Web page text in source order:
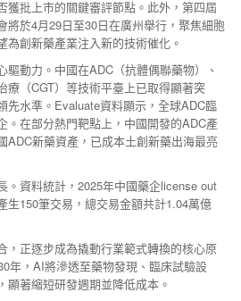
獲批上市的關鍵審評節點。此外，第四屆
將於4月29日至30日在廣州舉行，聚焦細胞
為創新藥產業注入新的技術催化。
動力。中國在ADC（抗體偶聯藥物）、
療（CGT）等技術平臺上已取得顯著突
先水準。Evaluate資料顯示，全球ADC臨
。在部分熱門靶點上，中國開發的ADC產
ADC新藥資產，已成本土創新藥出海最亮
。資料統計，2025年中國藥企license out
生150筆交易，總交易金額共計1.04萬億
，正逐步成為撬動行業範式轉換的核心原
年，AI將滲透至藥物發現、臨床試驗設
顯著縮短研發週期並降低成本。